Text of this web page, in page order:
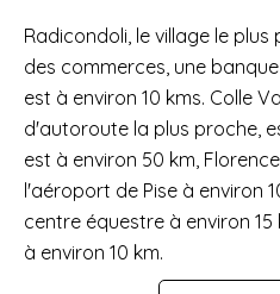
Radicondoli, le village le
des commerces, une
est à environ 10 kms. Colle
d'autoroute la plus proche,
est à environ 50 km,
l'aéroport de Pise à environ
centre équestre à environ
à environ 10 km.